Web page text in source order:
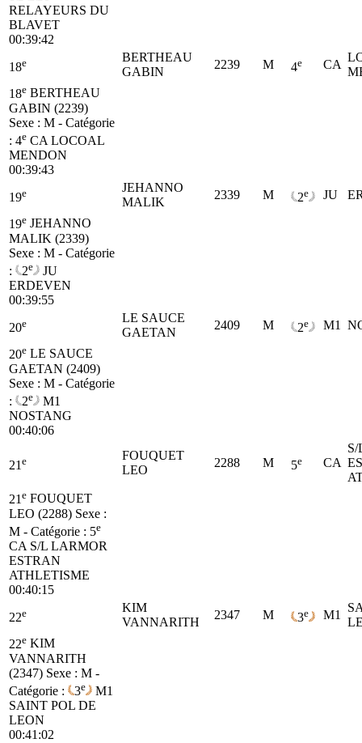
RELAYEURS DU
BLAVET
00:39:42
18e
BERTHEAU
GABIN
2239 M 4e CA
18e BERTHEAU
GABIN (2239)
Sexe : M - Catégorie
: 4e CA LOCOAL
MENDON
00:39:43
19e
JEHANNO
MALIK
2339 M 2e JU
19e JEHANNO
MALIK (2339)
Sexe : M - Catégorie
:
2e
JU
ERDEVEN
00:39:55
20e
LE SAUCE
GAETAN
2409 M 2e M1
20e LE SAUCE
GAETAN (2409)
Sexe : M - Catégorie
:
2e
M1
NOSTANG
00:40:06
21 e
FOUQUET
LEO
2288 M 5e CA
21 e FOUQUET
LEO (2288) Sexe :
M - Catégorie : 5e
CA S/L LARMOR
ESTRAN
ATHLETISME
00:40:15
22e
KIM
VANNARITH
2347 M 3e M1
22e KIM
VANNARITH
(2347) Sexe : M -
Catégorie :
3e
M1
SAINT POL DE
LEON
00:41:02